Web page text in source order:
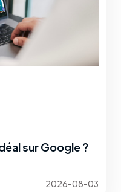
sur Google ?
2026-08-03